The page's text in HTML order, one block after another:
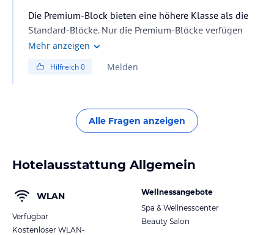
Die Premium-Block bieten eine höhere Klasse als die
Standard-Blöcke. Nur die Premium-Blöcke verfügen
über Unterkünfte mit Meerblick. Jede Premium-
einem Wasserkocher ausgestattet. Exklusiver Zugang
Mehr anzeigen
Hilfreich0 Melden
Alle Fragen anzeigen
Hotelausstattung Allgemein
WLAN
Verfügbar
Kostenloser WLAN-
Wellnessangebote
Spa & Wellnesscenter
Beauty Salon